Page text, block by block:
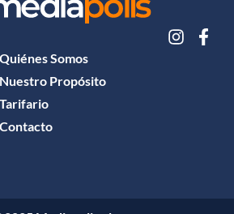
Quiénes Somos
Nuestro Propósito
Tarifario
Contacto